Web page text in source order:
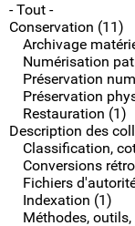
- Tout -
Conservation (11)
Archivage
Numérisation
Préservation
Préservation
Restauration (1)
Description des
Classification,
Conversions
Fichiers
Indexation (1)
Méthodes,